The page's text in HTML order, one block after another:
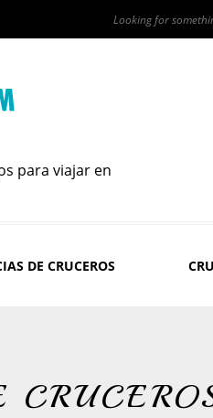
para viajar en
DE CRUCEROS